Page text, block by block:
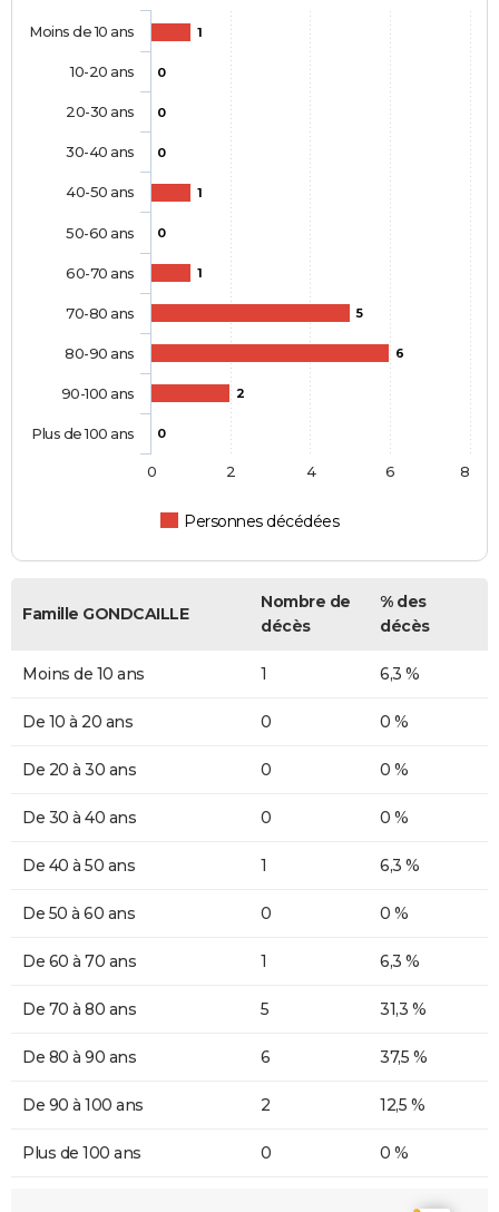
1
0
0
0
1
0
1
5
6
2
0
Personnes décédées
Moins de 10 ans
10-20 ans
20-30 ans
30-40 ans
40-50 ans
50-60 ans
60-70 ans
70-80 ans
80-90 ans
90-100 ans
Plus de 100 ans
0 2 4 6 8
Famille GONDCAILLE
Nombre de
décès
% des
décès
Moins de 10 ans 1 6,3 %
De 10 à 20 ans 0 0 %
De 20 à 30 ans 0 0 %
De 30 à 40 ans 0 0 %
De 40 à 50 ans 1 6,3 %
De 50 à 60 ans 0 0 %
De 60 à 70 ans 1 6,3 %
De 70 à 80 ans 5 31,3 %
De 80 à 90 ans 6 37,5 %
De 90 à 100 ans 2 12,5 %
Plus de 100 ans 0 0 %